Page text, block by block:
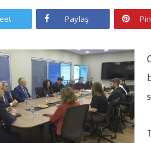
Paylaş